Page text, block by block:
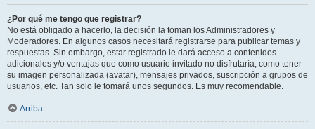
¿Por qué me tengo que registrar?
No está obligado a hacerlo, la decisión la toman los Administradores y
Moderadores. En algunos casos necesitará registrarse para publicar temas y
respuestas. Sin embargo, estar registrado le dará acceso a contenidos
adicionales y/o ventajas que como usuario invitado no disfrutaría, como tener
su imagen personalizada (avatar), mensajes privados, suscripción a grupos de
usuarios, etc. Tan solo le tomará unos segundos. Es muy recomendable.
Arriba